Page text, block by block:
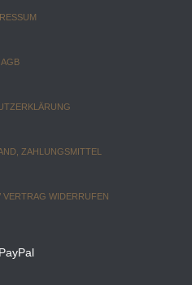
AGB
ZAHLUNGSMITTEL
WIDERRUFEN